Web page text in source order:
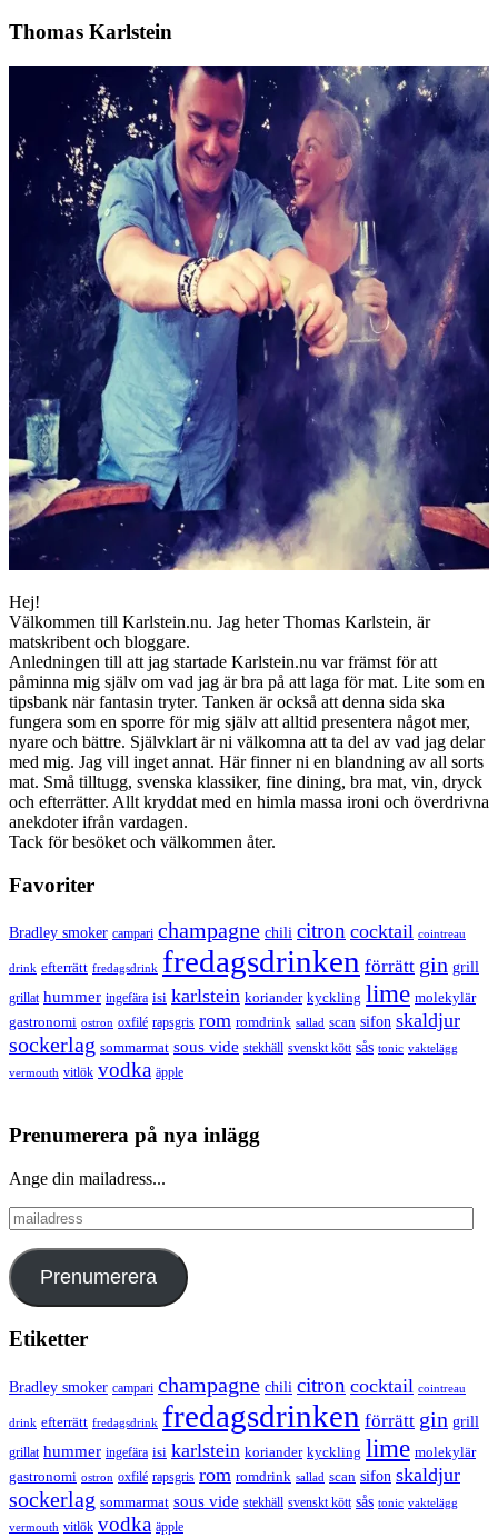
Thomas Karlstein
Hej!
Välkommen till Karlstein.nu. Jag heter Thomas Karlstein, är
matskribent och bloggare.
Anledningen till att jag startade Karlstein.nu var främst för att
påminna mig själv om vad jag är bra på att laga för mat. Lite som en
tipsbank när fantasin tryter. Tanken är också att denna sida ska
fungera som en sporre för mig själv att alltid presentera något mer,
nyare och bättre. Självklart är ni välkomna att ta del av vad jag delar
med mig. Jag vill inget annat. Här finner ni en blandning av all sorts
mat. Små tilltugg, svenska klassiker, fine dining, bra mat, vin, dryck
och efterrätter. Allt kryddat med en himla massa ironi och överdrivna
anekdoter ifrån vardagen.
Tack för besöket och välkommen åter.
Favoriter
Bradley smoker campari champagne chili citron cocktail cointreau
drink efterrätt fredagsdrink fredagsdrinken förrätt gin grill
grillat hummer ingefära isi karlstein koriander kyckling lime molekylär
gastronomi ostron oxfilé rapsgris rom romdrink sallad scan sifon skaldjur
sockerlag sommarmat sous vide stekhäll svenskt kött sås tonic vaktelägg
vermouth vitlök vodka äpple
Prenumerera på nya inlägg
Ange din mailadress...
mailadress
Prenumerera
Etiketter
Bradley smoker campari champagne chili citron cocktail cointreau
drink efterrätt fredagsdrink fredagsdrinken förrätt gin grill
grillat hummer ingefära isi karlstein koriander kyckling lime molekylär
gastronomi ostron oxfilé rapsgris rom romdrink sallad scan sifon skaldjur
sockerlag sommarmat sous vide stekhäll svenskt kött sås tonic vaktelägg
vermouth vitlök vodka äpple